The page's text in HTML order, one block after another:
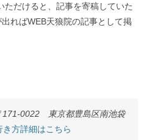
ただけると、記事を寄稿していた
ればWEB天狼院の記事として掲
171-0022 東京都豊島区南池袋
方詳細はこちら